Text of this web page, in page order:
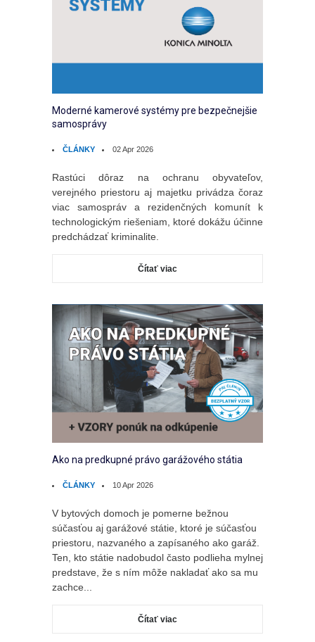
Moderné kamerové systémy pre bezpečnejšie
samosprávy
ČLÁNKY 02 Apr 2026
Rastúci dôraz na ochranu obyvateľov,
verejného priestoru aj majetku privádza čoraz
viac samospráv a rezidenčných komunít k
technologickým riešeniam, ktoré dokážu účinne
predchádzať kriminalite.
Čítať viac
Ako na predkupné právo garážového státia
ČLÁNKY 10 Apr 2026
V bytových domoch je pomerne bežnou
súčasťou aj garážové státie, ktoré je súčasťou
priestoru, nazvaného a zapísaného ako garáž.
Ten, kto státie nadobudol často podlieha mylnej
predstave, že s ním môže nakladať ako sa mu
zachce...
Čítať viac